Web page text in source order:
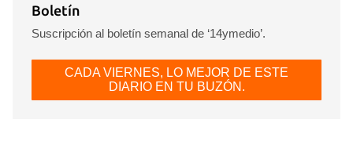
Boletín
Suscripción al boletín semanal de ‘14ymedio’.
CADA VIERNES, LO MEJOR DE ESTE
DIARIO EN TU BUZÓN.